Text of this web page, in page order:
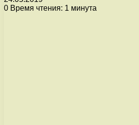
0 Время чтения: 1 минута